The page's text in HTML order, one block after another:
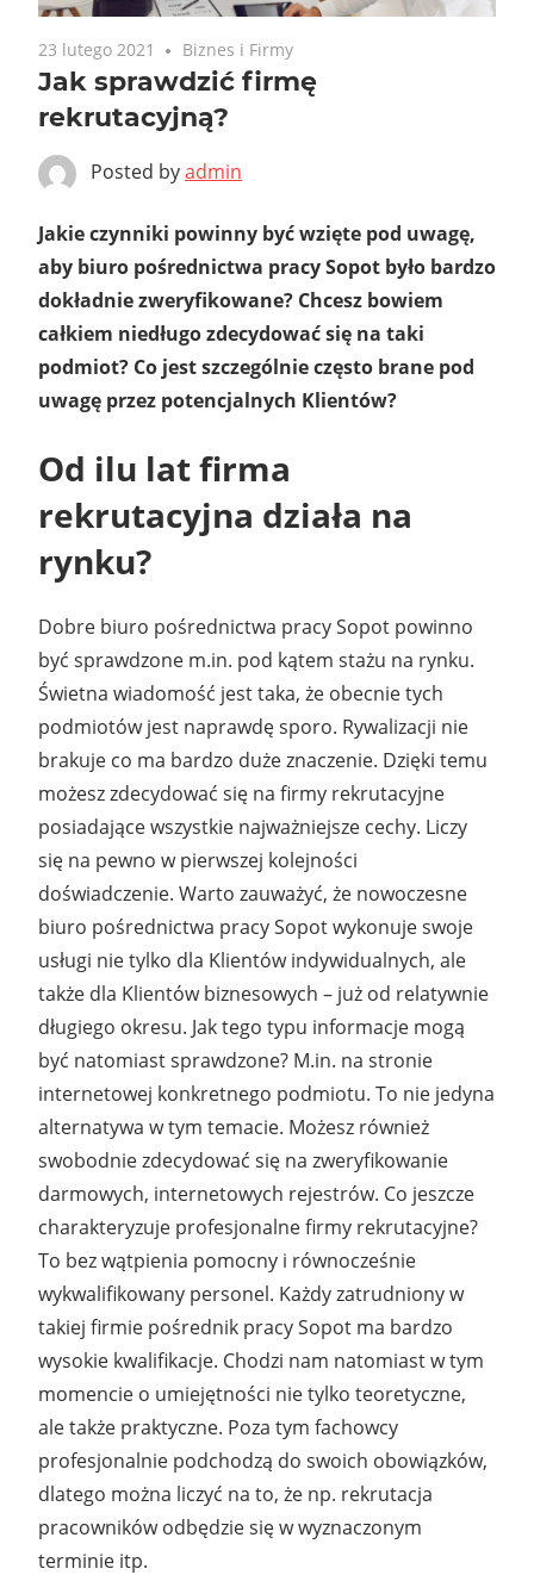
23 lutego 2021 Biznes i Firmy
Jak sprawdzić firmę
rekrutacyjną?
Posted byadmin
Jakie czynniki powinny być wzięte pod uwagę,
aby biuro pośrednictwa pracy Sopot było bardzo
dokładnie zweryfikowane? Chcesz bowiem
całkiem niedługo zdecydować się na taki
podmiot? Co jest szczególnie często brane pod
uwagę przez potencjalnych Klientów?
Od ilu lat firma
rekrutacyjna działa na
rynku?
Dobre biuro pośrednictwa pracy Sopot powinno
być sprawdzone m.in. pod kątem stażu na rynku.
Świetna wiadomość jest taka, że obecnie tych
podmiotów jest naprawdę sporo. Rywalizacji nie
brakuje co ma bardzo duże znaczenie. Dzięki temu
możesz zdecydować się na firmy rekrutacyjne
posiadające wszystkie najważniejsze cechy. Liczy
się na pewno w pierwszej kolejności
doświadczenie. Warto zauważyć, że nowoczesne
biuro pośrednictwa pracy Sopot wykonuje swoje
usługi nie tylko dla Klientów indywidualnych, ale
także dla Klientów biznesowych – już od relatywnie
długiego okresu. Jak tego typu informacje mogą
być natomiast sprawdzone? M.in. na stronie
internetowej konkretnego podmiotu. To nie jedyna
alternatywa w tym temacie. Możesz również
swobodnie zdecydować się na zweryfikowanie
darmowych, internetowych rejestrów. Co jeszcze
charakteryzuje profesjonalne firmy rekrutacyjne?
To bez wątpienia pomocny i równocześnie
wykwalifikowany personel. Każdy zatrudniony w
takiej firmie pośrednik pracy Sopot ma bardzo
wysokie kwalifikacje. Chodzi nam natomiast w tym
momencie o umiejętności nie tylko teoretyczne,
ale także praktyczne. Poza tym fachowcy
profesjonalnie podchodzą do swoich obowiązków,
dlatego można liczyć na to, że np. rekrutacja
pracowników odbędzie się w wyznaczonym
terminie itp.